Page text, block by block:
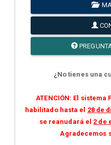
¿No tienes una
ATENCIÓN: El sistema
habilitado hasta el 28 de
se reanudará el 2 de
Agradecemos